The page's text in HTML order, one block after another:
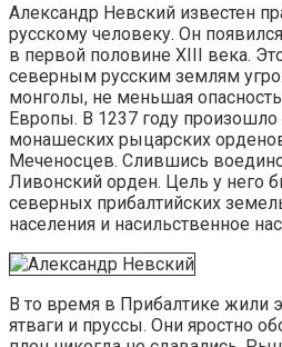
Александр Невский известен
русскому человеку. Он
в первой половине XIII века.
северным русским землям
монголы, не меньшая
Европы. В 1237 году
монашеских рыцарских
Меченосцев. Слившись
Ливонский орден. Цель у него
северных прибалтийских
населения и насильственное
В то время в Прибалтике жили
ятваги и пруссы. Они яростно